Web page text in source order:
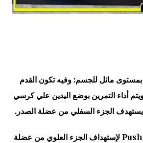
مائل للجسم: وفيه تكون القدم
أداء التمرين بوضع اليدين علي كرسي
الجزء السفلي من عضلة الصدر.
القيام بتمرين Push – up لإستهداف الجزء العلوي من عضلة